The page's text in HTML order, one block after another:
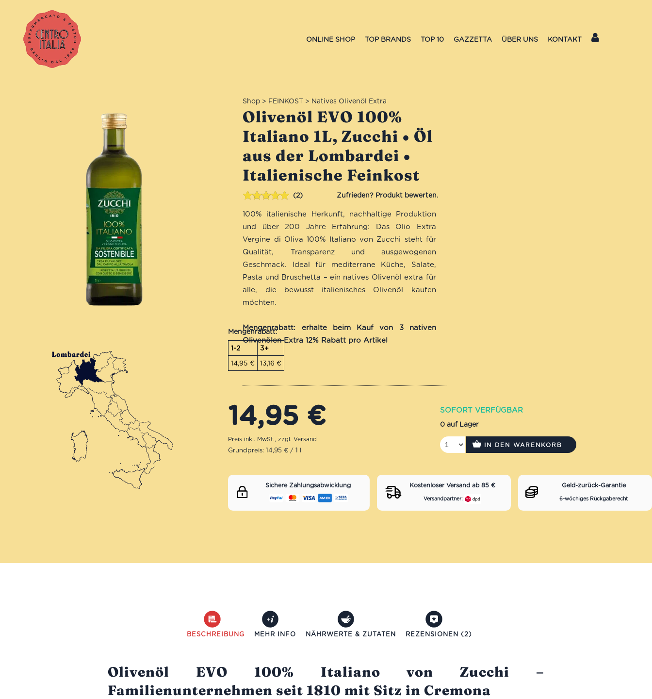
ONLINE SHOP TOP BRANDS TOP 10 GAZZETTA ÜBER UNS KONTAKT
Shop > FEINKOST > Natives Olivenöl Extra
Olivenöl EVO 100%
Italiano 1L, Zucchi • Öl
aus der Lombardei •
Italienische Feinkost
5.00von 5,
basierend
auf
Kundenbewertungen
2
100% italienische Herkunft, nachhaltige Produktion
und über 200 Jahre Erfahrung: Das Olio Extra
Vergine di Oliva 100% Italiano von Zucchi steht für
Qualität, Transparenz und ausgewogenen
Geschmack. Ideal für mediterrane Küche, Salate,
Pasta und Bruschetta – ein natives Olivenöl extra für
alle, die bewusst italienisches Olivenöl kaufen
möchten.
Mengenrabatt: erhalte beim Kauf von 3 nativen
Olivenölen Extra 12% Rabatt pro Artikel
14,95 €
Grundpreis: 14,95 € / 1 l
SOFORT VERFÜGBAR
Mengenrabatt:
1-2
3+
14,95€ 13,16€
0 auf Lager
IN DEN WARENKORB
Sichere Zahlungsabwicklung Kostenloser Versand ab 85 €
Versandpartner:
Geld-zurück-Garantie
6-wöchiges Rückgaberecht
BESCHREIBUNG MEHR INFO NÄHRWERTE & ZUTATEN REZENSIONEN (2)
Olivenöl EVO 100% Italiano von Zucchi –
Familienunternehmen seit 1810 mit Sitz in Cremona